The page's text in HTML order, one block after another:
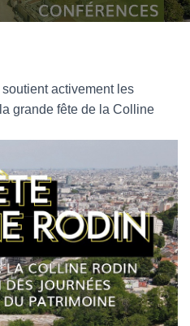
G
A
activement les
grande fête de la Colline